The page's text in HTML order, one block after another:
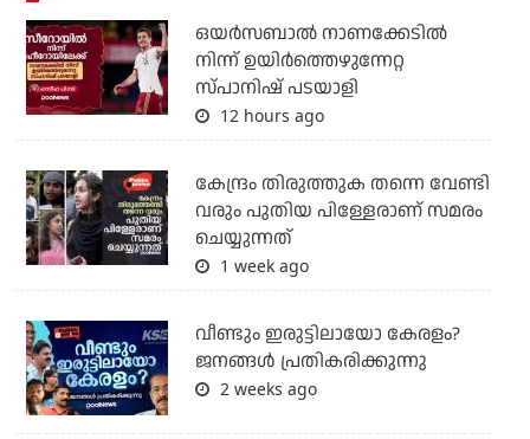
ഒയര്‍സബാൽ നാണക്കേടിൽ
നിന്ന് ഉയിർത്തെഴുന്നേറ്റ
സ്പാനിഷ് പടയാളി
12 hours ago
കേന്ദ്രം തിരുത്തുക തന്നെ വേണ്ടി
വരും പുതിയ പിള്ളേരാണ് സമരം
ചെയ്യുന്നത്
1 week ago
വീണ്ടും ഇരുട്ടിലായോ കേരളം?
ജനങ്ങൾ പ്രതികരിക്കുന്നു
2 weeks ago